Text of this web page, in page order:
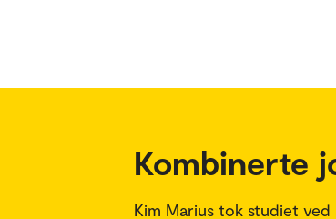
Kombinerte
Kim Marius tok studiet